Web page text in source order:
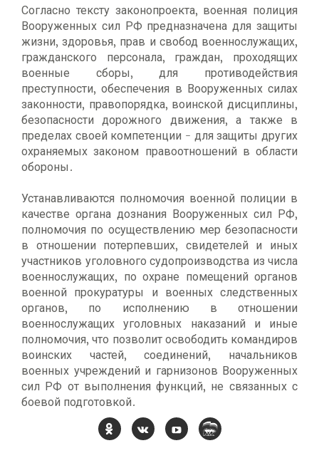
Согласно тексту законопроекта, военная полиция
Вооруженных сил РФ предназначена для защиты
жизни, здоровья, прав и свобод военнослужащих,
гражданского персонала, граждан, проходящих
военные сборы, для противодействия
преступности, обеспечения в Вооруженных силах
законности, правопорядка, воинской дисциплины,
безопасности дорожного движения, а также в
пределах своей компетенции - для защиты других
охраняемых законом правоотношений в области
обороны.
Устанавливаются полномочия военной полиции в
качестве органа дознания Вооруженных сил РФ,
полномочия по осуществлению мер безопасности
в отношении потерпевших, свидетелей и иных
участников уголовного судопроизводства из числа
военнослужащих, по охране помещений органов
военной прокуратуры и военных следственных
органов, по исполнению в отношении
военнослужащих уголовных наказаний и иные
полномочия, что позволит освободить командиров
воинских частей, соединений, начальников
военных учреждений и гарнизонов Вооруженных
сил РФ от выполнения функций, не связанных с
боевой подготовкой.